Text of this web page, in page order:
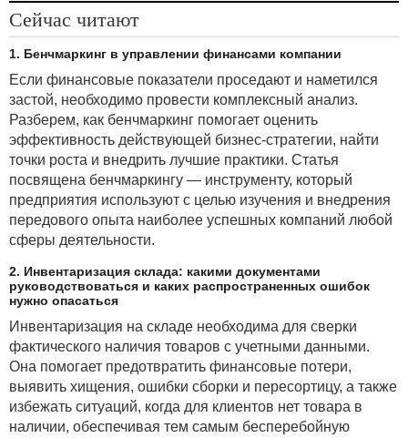
Сейчас читают
1. Бенчмаркинг в управлении финансами компании
Если финансовые показатели проседают и наметился
застой, необходимо провести комплексный анализ.
Разберем, как бенчмаркинг помогает оценить
эффективность действующей бизнес-стратегии, найти
точки роста и внедрить лучшие практики. Статья
посвящена бенчмаркингу — инструменту, который
предприятия используют с целью изучения и внедрения
передового опыта наиболее успешных компаний любой
сферы деятельности.
2. Инвентаризация склада: какими документами
руководствоваться и каких распространенных ошибок
нужно опасаться
Инвентаризация на складе необходима для сверки
фактического наличия товаров с учетными данными.
Она помогает предотвратить финансовые потери,
выявить хищения, ошибки сборки и пересортицу, а также
избежать ситуаций, когда для клиентов нет товара в
наличии, обеспечивая тем самым бесперебойную